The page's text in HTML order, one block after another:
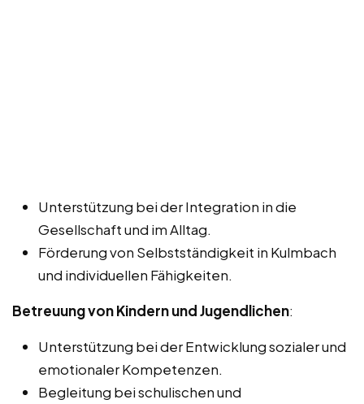
Unterstützung bei der Integration in die
Gesellschaft und im Alltag.
Förderung von Selbstständigkeit in Kulmbach
und individuellen Fähigkeiten.
Betreuung von Kindern und Jugendlichen:
Unterstützung bei der Entwicklung sozialer und
emotionaler Kompetenzen.
Begleitung bei schulischen und